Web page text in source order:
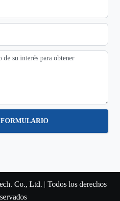
Co., Ltd. | Todos los derechos